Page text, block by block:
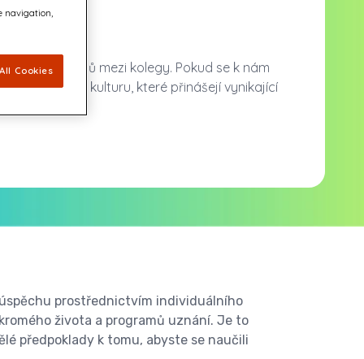
a silou vztahů mezi kolegy. Pokud se k nám
sílu a kulturu, které přinášejí vynikající
prostřednictvím individuálního
života a programů uznání. Je to
předpoklady k tomu, abyste se naučili
navigation,
Cookies